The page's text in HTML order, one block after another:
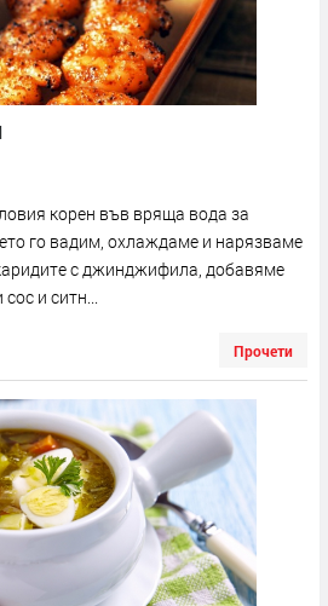
корен във вряща вода за
го вадим, охлаждаме и нарязваме
с джинджифила, добавяме
и ситн...
Прочети